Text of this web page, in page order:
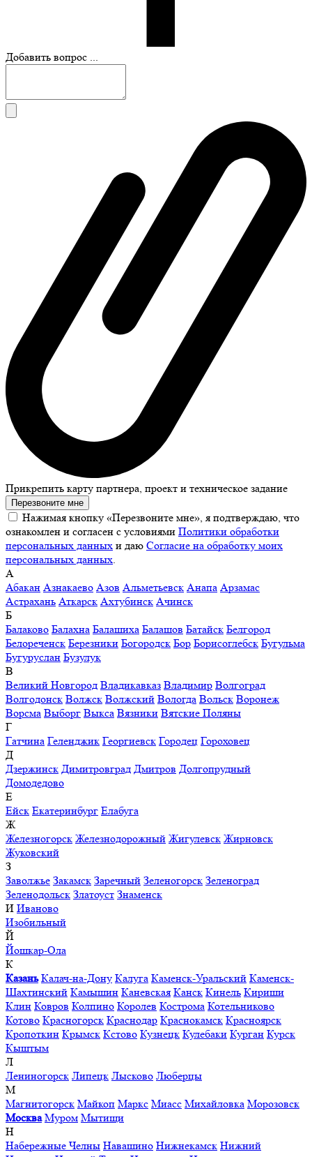
Добавить вопрос ...
Прикрепить карту партнера, проект и техническое задание
Перезвоните мне
Нажимая кнопку «Перезвоните мне», я подтверждаю, что
ознакомлен и согласен с условиями Политики обработки
персональных данных и даю Согласие на обработку моих
персональных данных
А
Абакан Азнакаево Азов Альметьевск Анапа Арзамас
Астрахань Аткарск Ахтубинск Ачинск
Б
Балаково Балахна Балашиха Балашов Батайск Белгород
Белореченск Березники Богородск Бор Борисоглебск Бугульма
Бугуруслан Бузулук
В
Великий Новгород Владикавказ Владимир Волгоград
Волгодонск Волжск Волжский Вологда Вольск Воронеж
Ворсма Выборг Выкса Вязники Вятские Поляны
Г
Гатчина Геленджик Георгиевск Городец Гороховец
Д
Дзержинск Димитровград Дмитров Долгопрудный
Домодедово
Е
Ейск Екатеринбург Елабуга
Ж
Железногорск Железнодорожный Жигулевск Жирновск
Жуковский
З
Заволжье Закамск Заречный Зеленогорск Зеленоград
Зеленодольск Златоуст Знаменск
И Иваново
Изобильный
Й
Йошкар-Ола
К
Казань Калач-на-Дону Калуга Каменск-Уральский Каменск-
Шахтинский Камышин Каневская Канск Кинель Кириши
Клин Ковров Колпино Королев Кострома Котельниково
Котово Красногорск Краснодар Краснокамск Красноярск
Кропоткин Крымск Кстово Кузнецк Кулебаки Курган Курск
Кыштым
Л
Лениногорск Липецк Лысково Люберцы
М
Магнитогорск Майкоп Маркс Миасс Михайловка Морозовск
Москва Муром Мытищи
Н
Набережные Челны Навашино Нижнекамск Нижний